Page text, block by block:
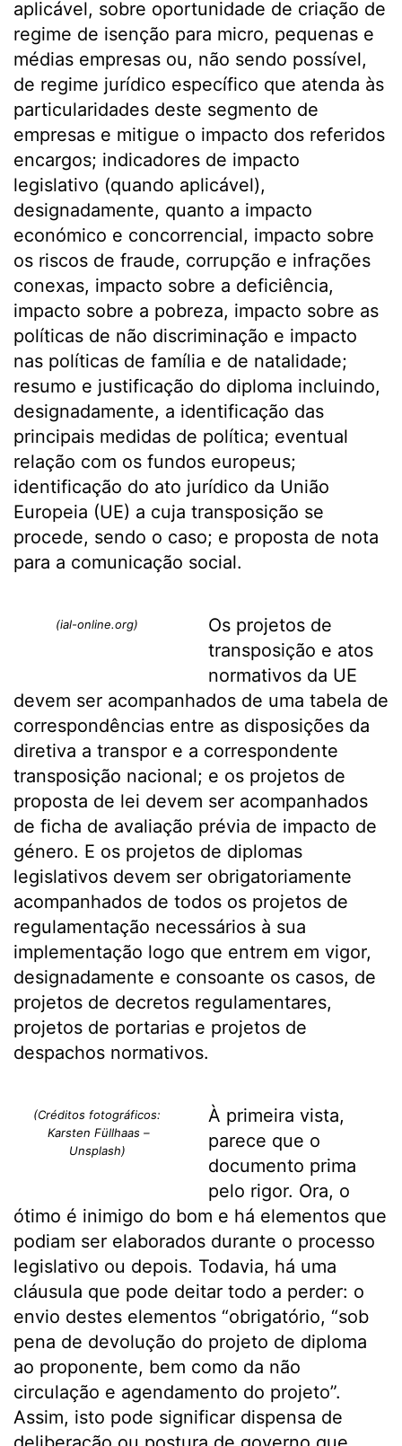
aplicável, sobre oportunidade de criação de
regime de isenção para micro, pequenas e
médias empresas ou, não sendo possível,
de regime jurídico específico que atenda às
particularidades deste segmento de
empresas e mitigue o impacto dos referidos
encargos; indicadores de impacto
legislativo (quando aplicável),
designadamente, quanto a impacto
económico e concorrencial, impacto sobre
os riscos de fraude, corrupção e infrações
conexas, impacto sobre a deficiência,
impacto sobre a pobreza, impacto sobre as
políticas de não discriminação e impacto
nas políticas de família e de natalidade;
resumo e justificação do diploma incluindo,
designadamente, a identificação das
principais medidas de política; eventual
relação com os fundos europeus;
identificação do ato jurídico da União
Europeia (UE) a cuja transposição se
procede, sendo o caso; e proposta de nota
para a comunicação social.
(ial-online.org)
Os projetos de
transposição e atos
normativos da UE
devem ser acompanhados de uma tabela de
correspondências entre as disposições da
diretiva a transpor e a correspondente
transposição nacional; e os projetos de
proposta de lei devem ser acompanhados
de ficha de avaliação prévia de impacto de
género. E os projetos de diplomas
legislativos devem ser obrigatoriamente
acompanhados de todos os projetos de
regulamentação necessários à sua
implementação logo que entrem em vigor,
designadamente e consoante os casos, de
projetos de decretos regulamentares,
projetos de portarias e projetos de
despachos normativos.
(Créditos fotográficos:
Karsten Füllhaas –
Unsplash)
À primeira vista,
parece que o
documento prima
pelo rigor. Ora, o
ótimo é inimigo do bom e há elementos que
podiam ser elaborados durante o processo
legislativo ou depois. Todavia, há uma
cláusula que pode deitar todo a perder: o
envio destes elementos “obrigatório, “sob
pena de devolução do projeto de diploma
ao proponente, bem como da não
circulação e agendamento do projeto”.
Assim, isto pode significar dispensa de